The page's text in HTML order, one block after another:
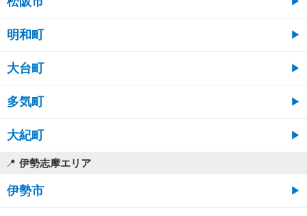
明和町
大台町
多気町
大紀町
伊勢志摩エリア
伊勢市